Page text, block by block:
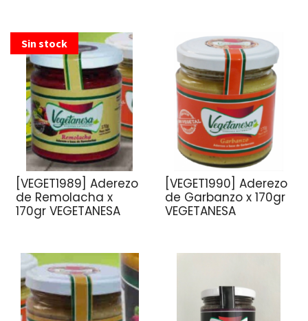
Sin stock
[VEGET1989] Aderezo
de Remolacha x
170gr VEGETANESA
[VEGET1990] Aderezo
de Garbanzo x 170gr
VEGETANESA